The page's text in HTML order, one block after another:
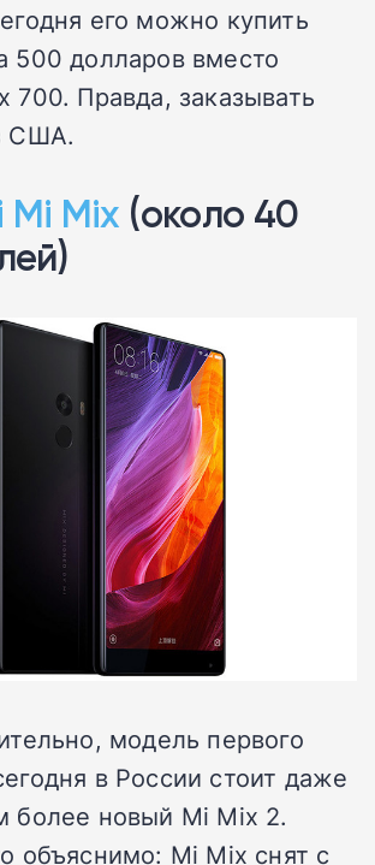
его можно купить
500 долларов вместо
700. Правда, заказывать
США.
Mi Mix (около 40
модель первого
в России стоит даже
более новый Mi Mix 2.
объяснимо: Mi Mix снят с